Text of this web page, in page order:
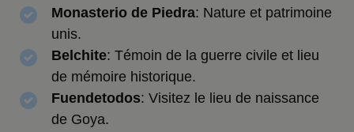
Monasterio de Piedra: Nature et patrimoine
unis.
Belchite: Témoin de la guerre civile et lieu
de mémoire historique.
Fuendetodos: Visitez le lieu de naissance
de Goya.